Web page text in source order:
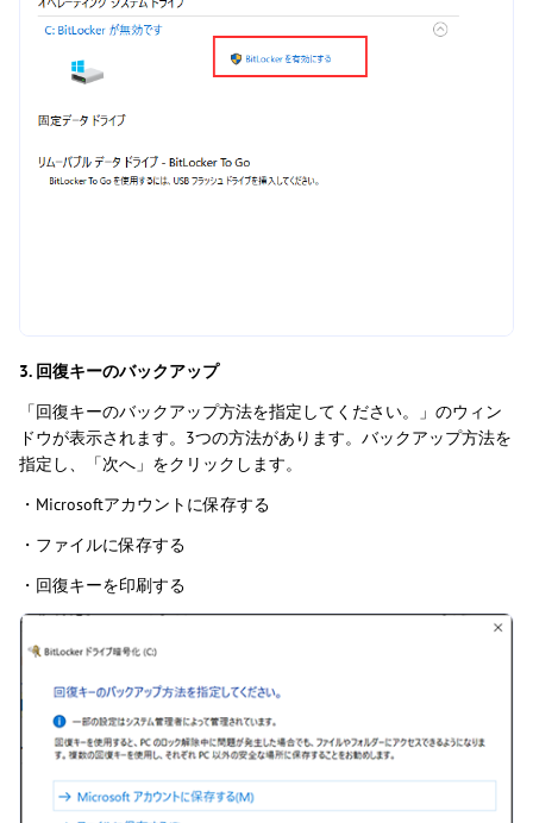
3. 回復キーのバックアップ
「回復キーのバックアップ方法を指定してください。」のウィン
ドウが表示されます。3つの方法があります。バックアップ方法を
指定し、「次へ」をクリックします。
・Microsoftアカウントに保存する
・ファイルに保存する
・回復キーを印刷する